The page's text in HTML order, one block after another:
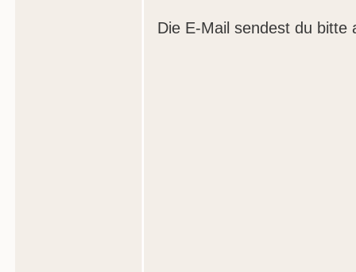
Die E-Mail sendest du bitte